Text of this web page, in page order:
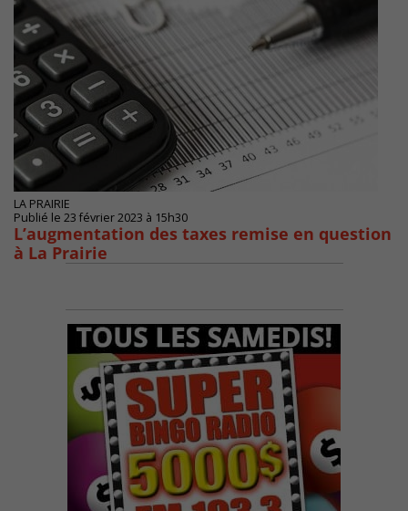
LA PRAIRIE
Publié le 23 février 2023 à 15h30
L’augmentation des taxes remise en question
à La Prairie